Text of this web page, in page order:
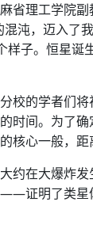
省理工学院
沌，迈入了
子。恒星诞
校的学者们
时间。为了
核心一般，距
在大爆炸发
证明了类星